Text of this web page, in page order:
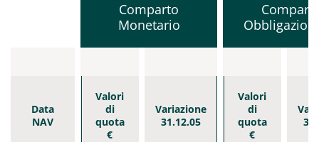
Comparto
Monetario
Data
NAV
Valori
di
quota
€
Variazione
31.12.05
Valori
di
quota
€